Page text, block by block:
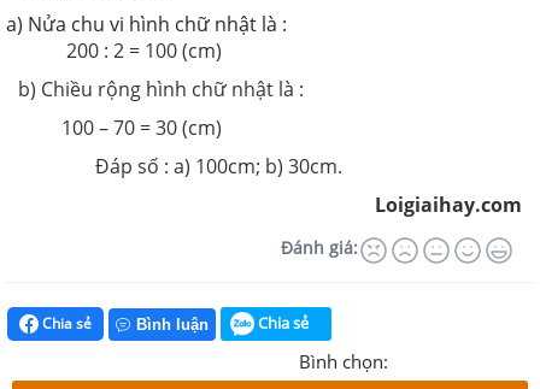
a) Nửa chu vi hình chữ nhật là :
200 : 2 = 100 (cm)
b) Chiều rộng hình chữ nhật là :
100 – 70 = 30 (cm)
Đáp số : a) 100cm; b) 30cm.
Loigiaihay.com
Đánh giá:
Chia sẻ Bình luận Chia sẻ
Bình chọn: